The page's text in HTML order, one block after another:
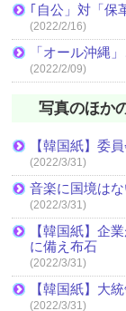
｢自公」対「保
(2022/2/16)
「オール沖縄
(2022/2/09)
写真のほか
【韓国紙】委
(2022/3/31)
音楽に国境は
(2022/3/31)
【韓国紙】企
に備え布石
(2022/3/31)
【韓国紙】大
(2022/3/31)